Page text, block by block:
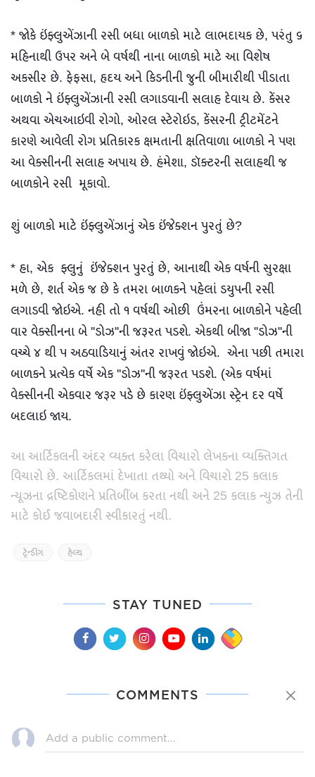
* જોકે ઇંફ્લુએંઝાની રસી બધા બાળકો માટે લાભદાયક છે, પરંતુ ૬
મહિનાથી ઉપર અને બે વર્ષથી નાના બાળકો માટે આ વિશેષ
અકસીર છે. ફેફસા, હૃદય અને કિડનીની જુની બીમારીથી પીડાતા
બાળકો ને ઇંફ્લુએંઝાની રસી લગાડવાની સલાહ દેવાય છે. કેંસર
અથવા એચઆઇવી રોગો, ઓરલ સ્ટેરોઇડ, કેંસરની ટ્રીટમેંટને
કારણે આવેલી રોગ પ્રતિકારક ક્ષમતાની ક્ષતિવાળા બાળકો ને પણ
આ વેક્સીનની સલાહ અપાય છે. હંમેશા, ડૉક્ટરની સલાહથી જ
બાળકોને રસી મૂકાવો.
શું બાળકો માટે ઇંફ્લુએંઝાનું એક ઇંજેક્શન પુરતું છે?
* હા, એક ફ્લુનું ઇંજેક્શન પુરતું છે, આનાથી એક વર્ષની સુરક્ષા
મળે છે, શર્ત એક જ છે કે તમરા બાળકને પહેલાં ડયુપની રસી
લગાડવી જોઇએ. નહી તો ૧ વર્ષથી ઓછી ઉંમરના બાળકોને પહેલી
વાર વેક્સીનના બે ''ડોઝ''ની જરૂરત પડશે. એકથી બીજા ''ડોઝ''ની
વચ્ચે ૪ થી ૫ અઠવાડિયાનું અંતર રાખવું જોઇએ. એના પછી તમારા
બાળકને પ્રત્યેક વર્ષે એક ''ડોઝ''ની જરૂરત પડશે. (એક વર્ષમાં
વેક્સીનની એકવાર જરૂર પડે છે કારણ ઇંફ્લુએંઝા સ્ટ્રેન દર વર્ષે
બદલાઇ જાય.
આ આર્ટિકલની અંદર વ્યક્ત કરેલા વિચારો લેખકના વ્યક્તિગત
વિચારો છે. આર્ટિકલમાં દેખાતા તથ્યો અને વિચારો 25 કલાક
ન્યૂઝના દ્રષ્ટિકોણને પ્રતિબીંબ કરતા નથી અને 25 કલાક ન્યુઝ તેની
માટે કોઈ જવાબદારી સ્વીકારતું નથી.
ટ્રેન્ડીંગ હેલ્થ
STAY TUNED
COMMENTS